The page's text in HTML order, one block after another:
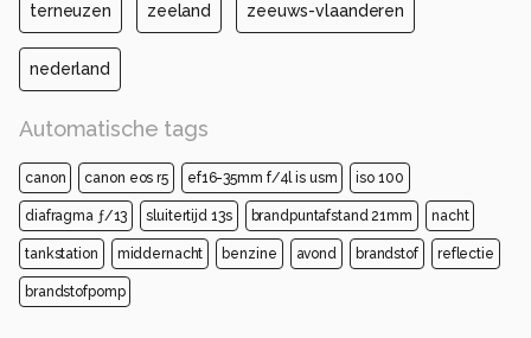
terneuzen zeeland zeeuws-vlaanderen
nederland
Automatische tags
canon canon eos r5 ef16-35mm f/4l is usm iso 100
diafragma ƒ/13 sluitertijd 13s brandpuntafstand 21mm nacht
tankstation middernacht benzine avond brandstof reflectie
brandstofpomp